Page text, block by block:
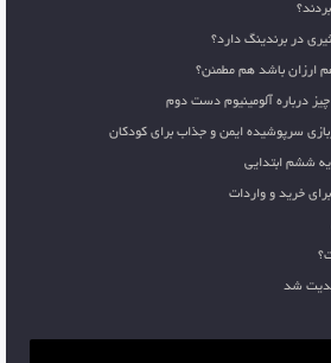
در برندینگ دارد؟
ارزان باشد هم مطمئن؟
درباره آلومینیوم دست دوم
سرپوشیده ایمن و جذاب برای کودکان
ششم ابتدایی
خرید و واردات
شد